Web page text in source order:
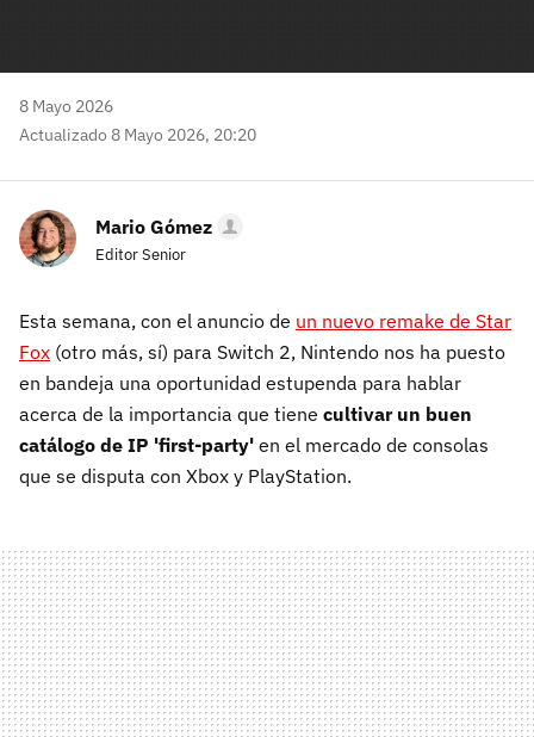
8 Mayo 2026
Actualizado 8 Mayo 2026, 20:20
Mario Gómez
Editor Senior
Esta semana, con el anuncio de un nuevo remake de Star
Fox (otro más, sí) para Switch 2, Nintendo nos ha puesto
en bandeja una oportunidad estupenda para hablar
acerca de la importancia que tiene cultivar un buen
catálogo de IP 'first-party' en el mercado de consolas
que se disputa con Xbox y PlayStation.